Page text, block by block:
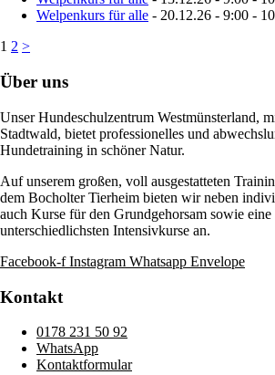
Welpenkurs für alle - 20.12.26 - 9:00 -
1 2 >
Über uns
Unser Hundeschulzentrum Westmünsterland,
Stadtwald, bietet professionelles und
Hundetraining in schöner Natur.
Auf unserem großen, voll ausgestatteten
dem Bocholter Tierheim bieten wir neben
auch Kurse für den Grundgehorsam sowie eine
unterschiedlichsten Intensivkurse an.
Facebook-f Instagram Whatsapp Envelope
Kontakt
0178 231 50 92
WhatsApp
Kontaktformular